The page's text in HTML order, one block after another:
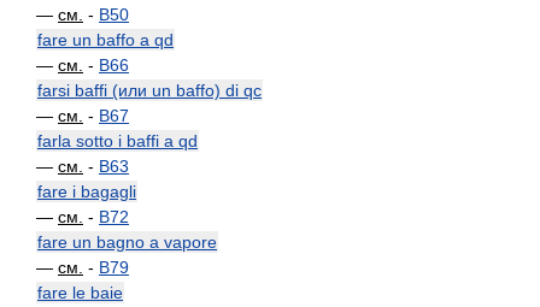
— см. - B50
fare un baffo a qd
— см. - B66
farsi baffi (или un baffo) di qc
— см. - B67
farla sotto i baffi a qd
— см. - B63
fare i bagagli
— см. - B72
fare un bagno a vapore
— см. - B79
fare le baie